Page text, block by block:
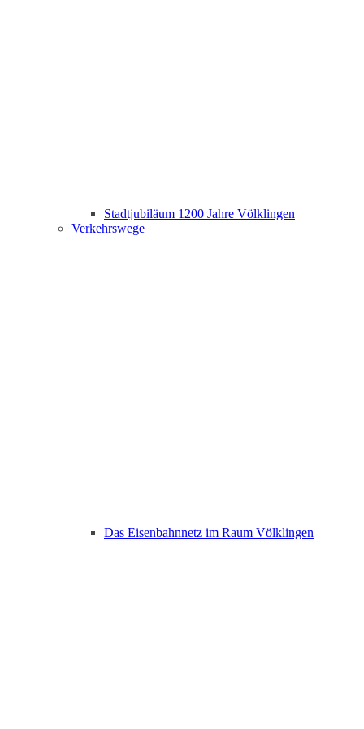
Stadtjubiläum 1200 Jahre Völklingen
Verkehrswege
Das Eisenbahnnetz im Raum Völklingen